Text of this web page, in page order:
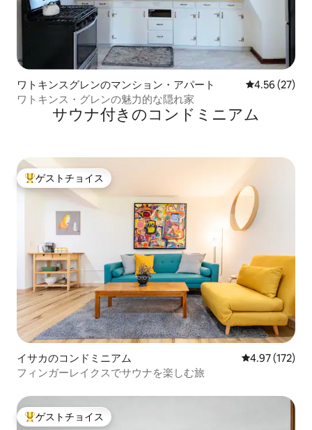
ワトキンスグレンのマンション・アパート レビュー27
4.56 (27)
ワトキンス・グレンの魅力的な隠れ家
サウナ付きのコンドミニアム
大好評のゲストチョイスです。
ゲストチョイス
イサカのコンドミニアム レビュー172
4.97 (172)
フィンガーレイクスでサウナを楽しむ旅
大好評のゲストチョイスです。
ゲストチョイス